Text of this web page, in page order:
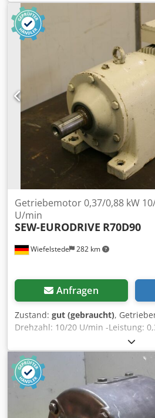
Durchmesser Welle: 60 mm -
Motoren vorhanden -Preis: pro
800/300/H350 mm -Gewicht: 68 kg
Wiefelstede 282 km
Getriebemotor 0,37/0,88 kW
U/min
SEW-EURODRIVE R70D90
Anfragen
Zustand: gut (gebraucht),
Drehzahl: 10/20 U/min -Leistung:
B3 -Bremse -Durchmesser Welle: Ø
44 Dsdpfjb A Hcuox Am Ujck -